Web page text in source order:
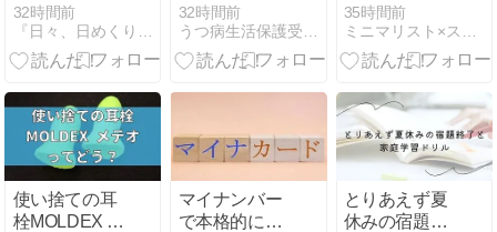
リジナル・う
るかす
HATOMUGI泡
32時間前
『日々、日めくり。』
共料金【2026
年5月】
32時間前
うつ病生活保護受給者のミニマルライフ
納術でムダ買
いゼロへ
35時間前
ミニマリスト×スピリチュアルの実践法
使い捨ての耳
栓MOLDEX メ
マイナンバー
で本格的に資
とりあえず夏
休みの宿題終